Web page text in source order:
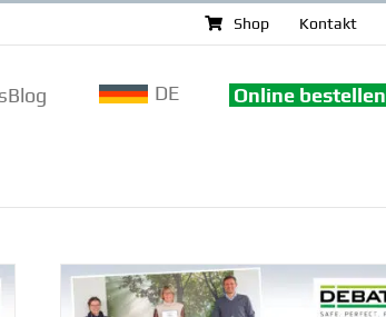
Shop Kontakt
DE Online bestellen